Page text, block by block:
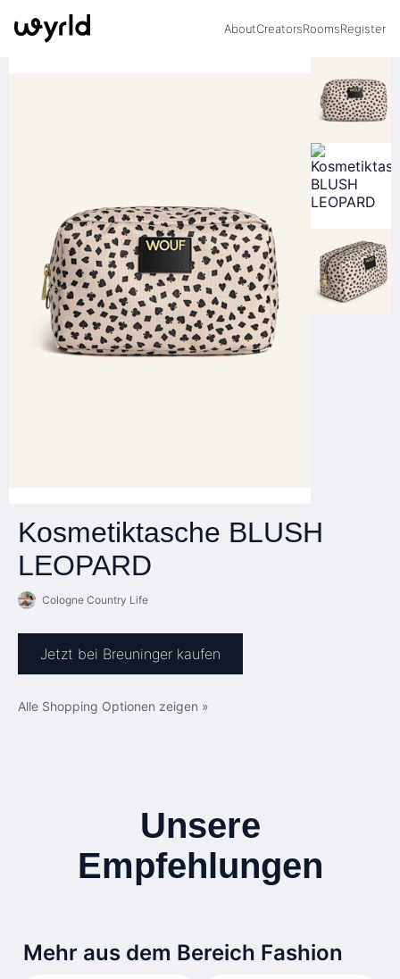
AboutCreatorsRoomsRegister
Kosmetiktasche BLUSH
LEOPARD
Cologne Country Life
Jetzt bei Breuninger kaufen
Alle Shopping Optionen zeigen »
Unsere
Empfehlungen
Mehr aus dem Bereich Fashion